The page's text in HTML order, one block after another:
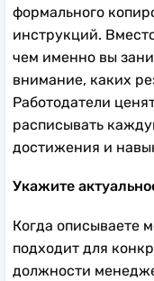
формального
инструкций.
чем именно вы
внимание, каких
Работодатели
расписывать
достижения и
Укажите
Когда описываете
подходит для
должности